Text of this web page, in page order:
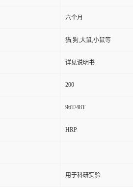
六个月
猫,狗,大鼠,小鼠等
详见说明书
200
96T/48T
HRP
用于科研实验